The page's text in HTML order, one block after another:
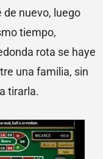
nuevo, luego
tiempo,
rota se haye
una familia, sin
tirarla.